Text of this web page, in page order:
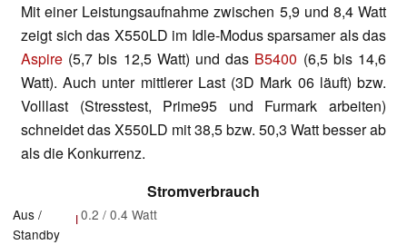
Mit einer Leistungsaufnahme zwischen 5,9 und 8,4 Watt
zeigt sich das X550LD im Idle-Modus sparsamer als das
Aspire (5,7 bis 12,5 Watt) und das B5400 (6,5 bis 14,6
Watt). Auch unter mittlerer Last (3D Mark 06 läuft) bzw.
Volllast (Stresstest, Prime95 und Furmark arbeiten)
schneidet das X550LD mit 38,5 bzw. 50,3 Watt besser ab
als die Konkurrenz.
Stromverbrauch
Aus /
Standby
0.2 / 0.4 Watt